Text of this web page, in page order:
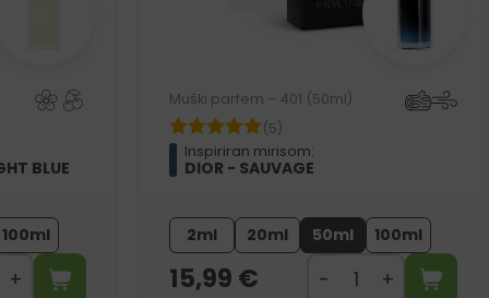
BLUE
100ml
Muški parfem – 401 (50ml)
(5)
Inspiriran mirisom:
DIOR - SAUVAGE
2ml 20ml 50ml 100ml
15,99 €